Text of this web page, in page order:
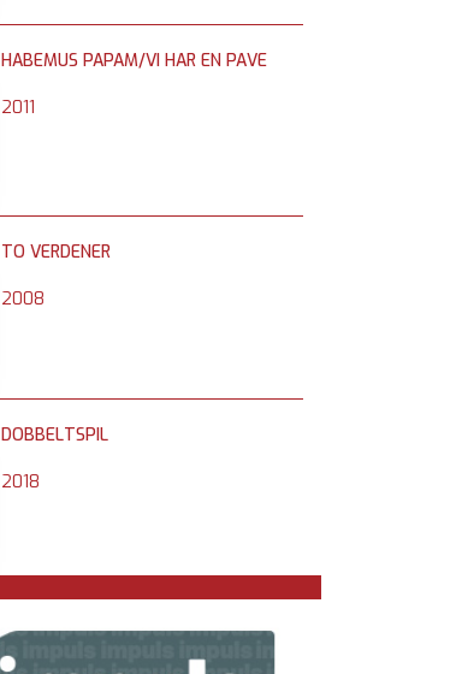
HABEMUS PAPAM/VI HAR EN PAVE
2011
TO VERDENER
2008
DOBBELTSPIL
2018